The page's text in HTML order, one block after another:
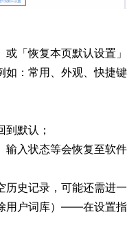
「恢复本页默认设置」
如：常用、外观、快捷键
默认；
输入状态等会恢复至软件
历史记录，可能还需进一
用户词库）——在设置指